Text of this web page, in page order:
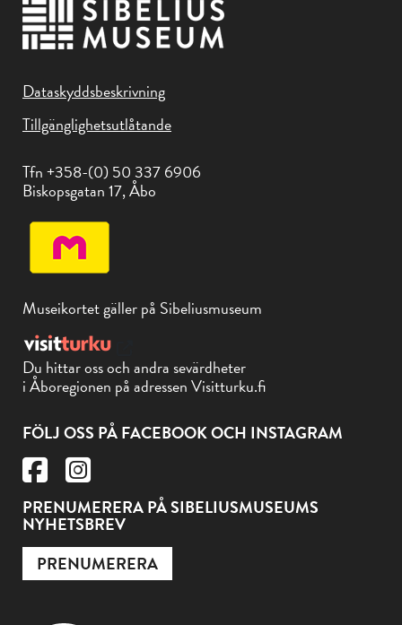
Dataskyddsbeskrivning
Tillgänglighetsutlåtande
Tfn +358-(0) 50 337 6906
Biskopsgatan 17, Åbo
Museikortet gäller på Sibeliusmuseum
Du hittar oss och andra sevärdheter
i Åboregionen på adressen Visitturku.fi
FÖLJ OSS PÅ FACEBOOK OCH INSTAGRAM
PRENUMERERA PÅ SIBELIUSMUSEUMS
NYHETSBREV
PRENUMERERA